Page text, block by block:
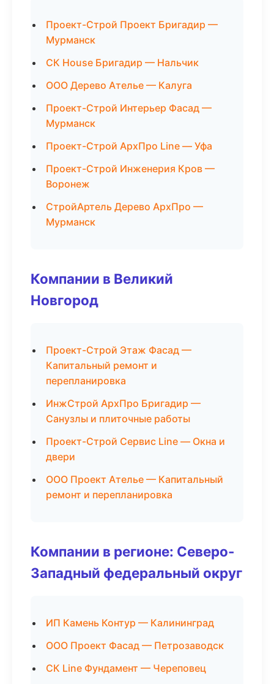
Проект-Строй Проект Бригадир —
Мурманск
СК House Бригадир — Нальчик
ООО Дерево Ателье — Калуга
Проект-Строй Интерьер Фасад —
Мурманск
Проект-Строй АрхПро Line — Уфа
Проект-Строй Инженерия Кров —
Воронеж
СтройАртель Дерево АрхПро —
Мурманск
Компании в Великий
Новгород
Проект-Строй Этаж Фасад —
Капитальный ремонт и
перепланировка
ИнжСтрой АрхПро Бригадир —
Санузлы и плиточные работы
Проект-Строй Сервис Line — Окна и
двери
ООО Проект Ателье — Капитальный
ремонт и перепланировка
Компании в регионе: Северо-
Западный федеральный округ
ИП Камень Контур — Калининград
ООО Проект Фасад — Петрозаводск
СК Line Фундамент — Череповец